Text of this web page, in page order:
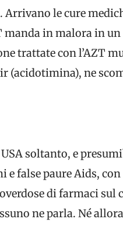
le cure
manda in malora in
trattate con l’AZT
(acidotimina), ne
soltanto, e
false paure Aids, con
di farmaci sul
ne parla. Né